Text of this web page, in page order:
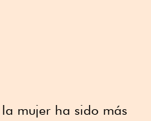
mujer ha sido más